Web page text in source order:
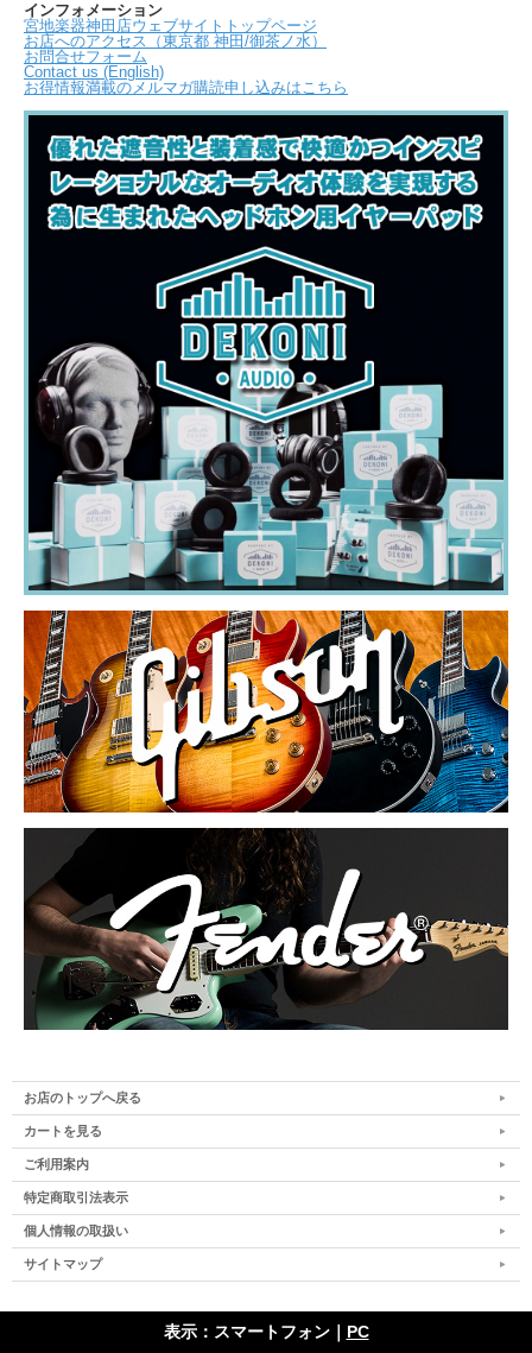
インフォメーション
宮地楽器神田店ウェブサイトトップページ
お店へのアクセス（東京都 神田/御茶ノ水）
お問合せフォーム
Contact us (English)
お得情報満載のメルマガ購読申し込みはこちら
お店のトップへ戻る
カートを見る
ご利用案内
特定商取引法表示
個人情報の取扱い
サイトマップ
表示：スマートフォン｜ PC